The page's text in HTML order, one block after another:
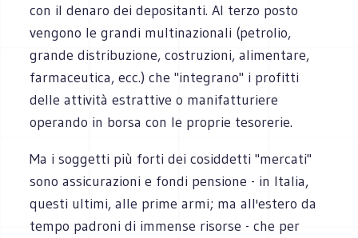
con il denaro dei depositanti. Al terzo posto
vengono le grandi multinazionali (petrolio,
grande distribuzione, costruzioni, alimentare,
farmaceutica, ecc.) che "integrano" i profitti
delle attività estrattive o manifatturiere
operando in borsa con le proprie tesorerie.
Ma i soggetti più forti dei cosiddetti "mercati"
sono assicurazioni e fondi pensione - in Italia,
questi ultimi, alle prime armi; ma all'estero da
tempo padroni di immense risorse - che per